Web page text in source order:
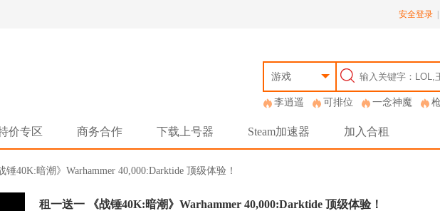
安全登录
游戏
李逍遥 可排位 一念神魔
价专区 商务合作 下载上号器 Steam加速器 加入合租
锤40K:暗潮》Warhammer 40,000:Darktide 顶级体验！
租一送一 《战锤40K:暗潮》Warhammer 40,000:Darktide 顶级体验！